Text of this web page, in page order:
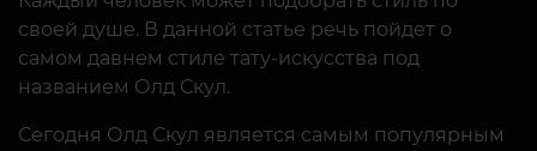
своей душе. В данной статье речь пойдет о
самом давнем стиле тату-искусства под
названием Олд Скул.
Сегодня Олд Скул является самым популярным